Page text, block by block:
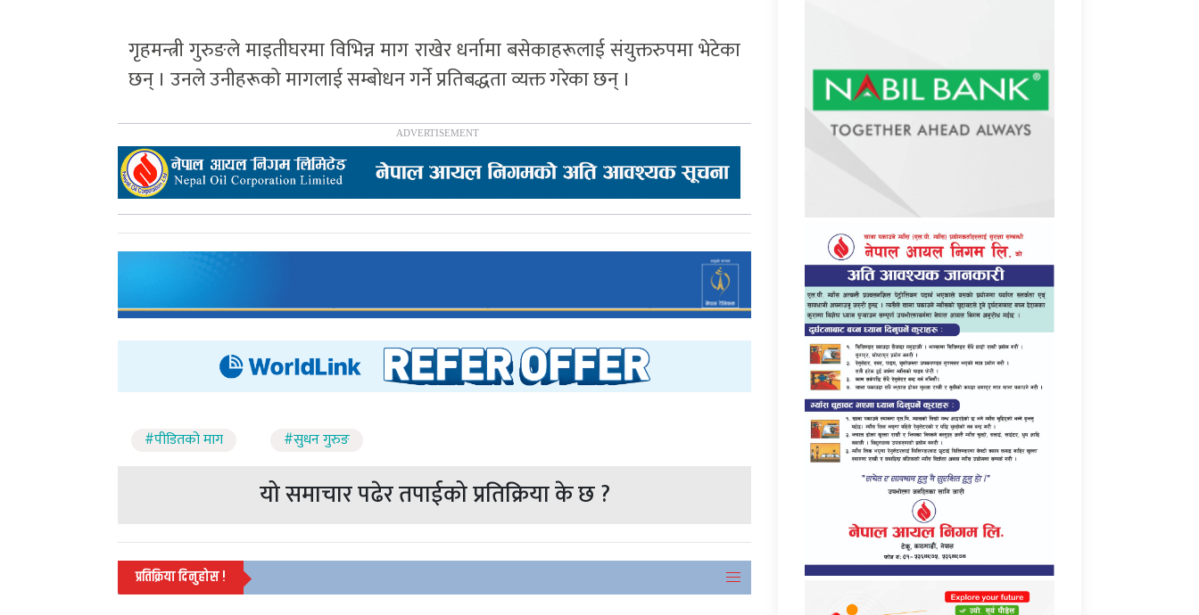
गृहमन्त्री गुरुङले माइतीघरमा विभिन्न माग राखेर धर्नामा बसेकाहरूलाई संयुक्तरुपमा भेटेका
छन् । उनले उनीहरूको मागलाई सम्बोधन गर्ने प्रतिबद्धता व्यक्त गरेका छन् ।
#पीडितको माग #सुधन गुरुङ
यो समाचार पढेर तपाईको प्रतिक्रिया के छ ?
प्रतिक्रिया दिनुहोस !